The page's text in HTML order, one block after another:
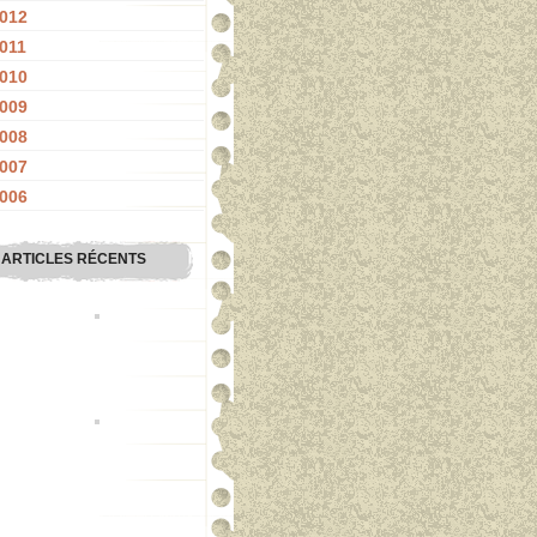
ARTICLES RÉCENTS